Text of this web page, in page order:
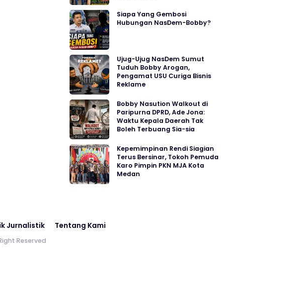
Siapa Yang Gembosi
Hubungan NasDem-Bobby?
Ujug-Ujug NasDem Sumut
Tuduh Bobby Arogan,
Pengamat USU Curiga Bisnis
Reklame
Bobby Nasution Walkout di
Paripurna DPRD, Ade Jona:
Waktu Kepala Daerah Tak
Boleh Terbuang Sia-sia
Kepemimpinan Rendi Siagian
Terus Bersinar, Tokoh Pemuda
Karo Pimpin PKN MJA Kota
Medan
Jurnalistik Tentang Kami
Reserved